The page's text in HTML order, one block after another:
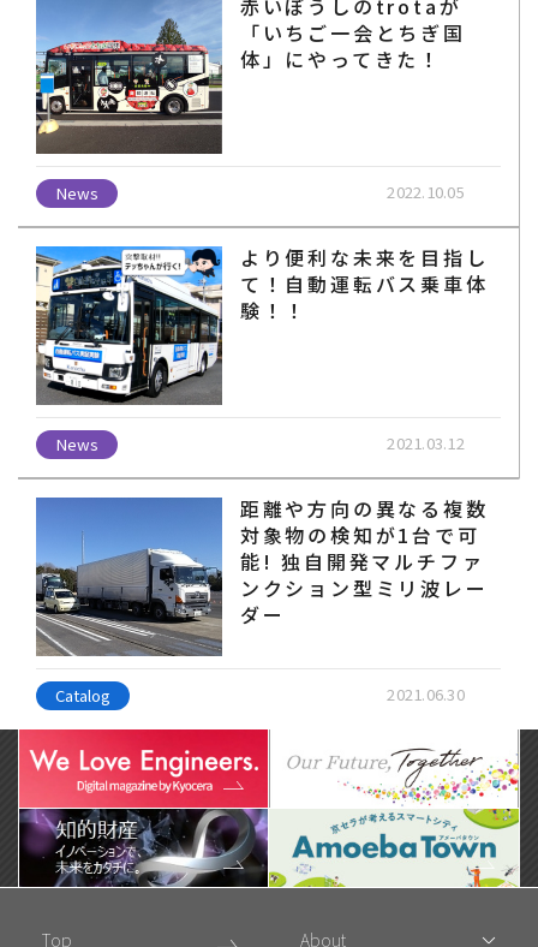
赤いぼうしのtrotaが
「いちご一会とちぎ国
体」にやってきた！
News 2022.10.05
より便利な未来を目指し
て！自動運転バス乗車体
験！！
News 2021.03.12
距離や方向の異なる複数
対象物の検知が1台で可
能! 独自開発マルチファ
ンクション型ミリ波レー
ダー
Catalog 2021.06.30
Top About